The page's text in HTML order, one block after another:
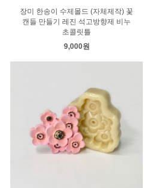
장미 한송이 수제몰드 (자체제작) 꽃
캔들 만들기 레진 석고방향제 비누
초콜릿틀
9,000원